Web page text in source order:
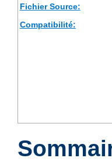
Fichier Source:
Compatibilité: